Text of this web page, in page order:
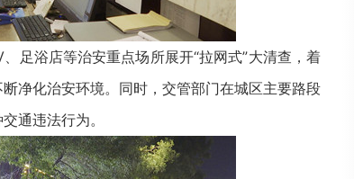
浴店等治安重点场所展开“拉网式”大清查，着
净化治安环境。同时，交管部门在城区主要路段
通违法行为。